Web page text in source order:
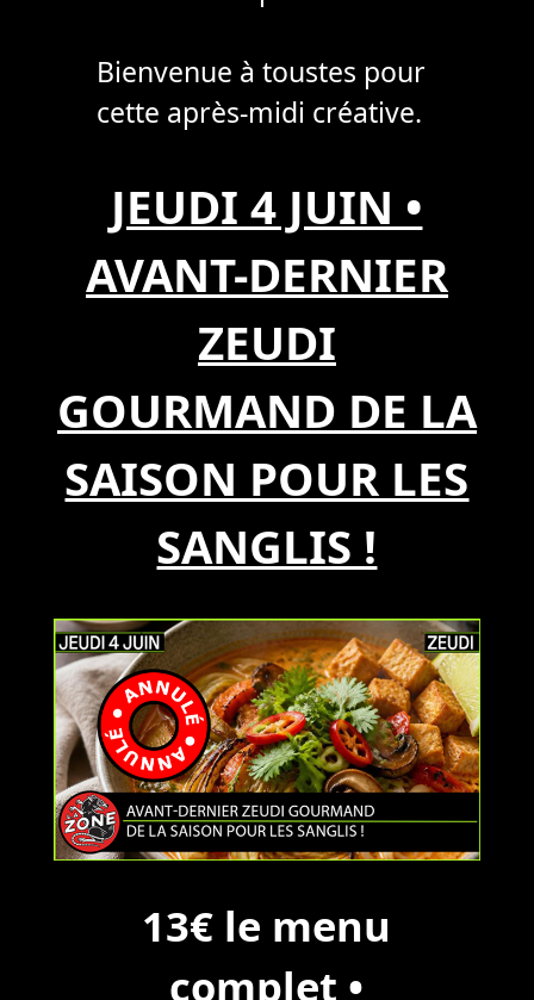
Bienvenue à toustes pour
cette après-midi créative.
JEUDI 4 JUIN •
AVANT-DERNIER
ZEUDI
GOURMAND DE LA
SAISON POUR LES
SANGLIS !
13€ le menu
complet •